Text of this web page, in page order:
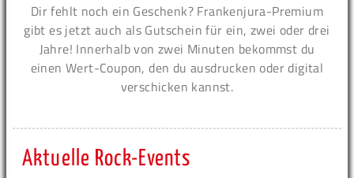
Dir fehlt noch ein Geschenk? Frankenjura-Premium
gibt es jetzt auch als Gutschein für ein, zwei oder drei
Jahre! Innerhalb von zwei Minuten bekommst du
einen Wert-Coupon, den du ausdrucken oder digital
verschicken kannst.
Aktuelle Rock-Events